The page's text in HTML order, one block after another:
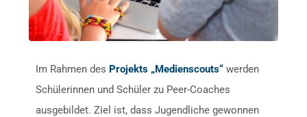
Im Rahmen des Projekts „Medienscouts“ werden
Schülerinnen und Schüler zu Peer-Coaches
ausgebildet. Ziel ist, dass Jugendliche gewonnen